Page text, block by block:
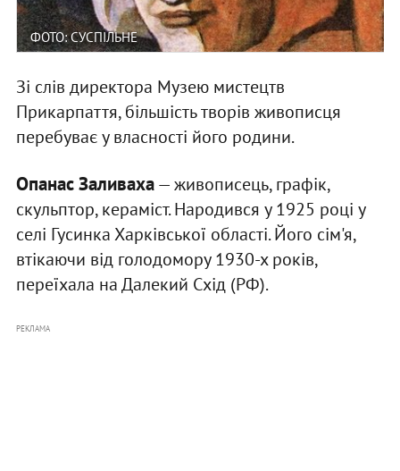
ФОТО: СУСПІЛЬНЕ
Зі слів директора Музею мистецтв
Прикарпаття, більшість творів живописця
перебуває у власності його родини.
Опанас Заливаха— живописець, графік,
скульптор, кераміст. Народився у 1925 році у
селі Гусинка Харківської області. Його сім'я,
втікаючи від голодомору 1930-х років,
переїхала на Далекий Схід (РФ).
РЕКЛАМА